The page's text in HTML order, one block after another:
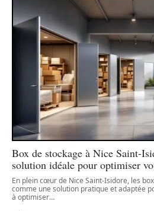
Box de stockage à Nice Saint-
solution idéale pour optimiser
En plein cœur de Nice Saint-Isidore, les
comme une solution pratique et adaptée
à optimiser…